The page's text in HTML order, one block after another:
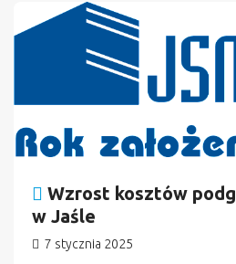
Wzrost kosztów
w Jaśle
7 stycznia 2025